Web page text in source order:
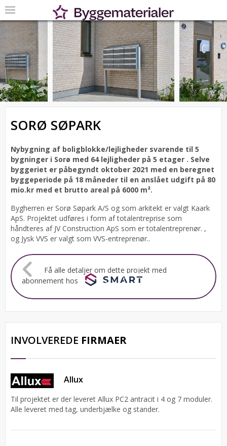
SORØ SØPARK
Nybygning af boligblokke/lejligheder svarende til 5
bygninger i Sorø med 64 lejligheder på 5 etager . Selve
byggeriet er påbegyndt oktober 2021 med en beregnet
byggeperiode på 18 måneder til en anslået udgift på 80
mio.kr med et brutto areal på 6000 m².
Bygherren er Sorø Søpark A/S og som arkitekt er valgt Kaark
ApS. Projektet udføres i form af totalentreprise som
håndteres af JV Construction ApS som er totalentreprenør. ,
og Jysk VVS er valgt som VVS-entreprenør..
Få alle detaljer om dette projekt med
abonnement hos
INVOLVEREDE FIRMAER
Allux
Til projektet er der leveret Allux PC2 antracit i 4 og 7 moduler.
Alle leveret med tag, underbjælke og stander.